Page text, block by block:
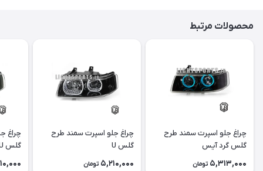
محصولات مرتبط
چراغ جلو اسپرت سمند طرح
گلس گرد آیس
5,313,000 تومان
چراغ جلو اسپرت سمند طرح
گلس U
5,210,000 تومان
چراغ
گلس U آیس